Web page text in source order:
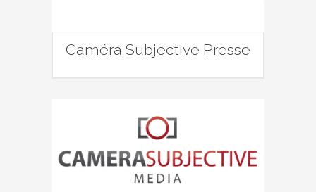
Caméra Subjective Presse